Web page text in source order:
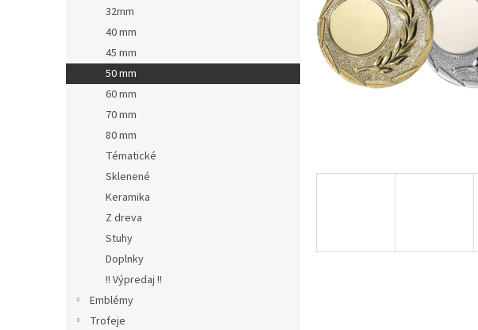
32mm
40 mm
45 mm
50 mm
60 mm
70 mm
80 mm
Tématické
Sklenené
Keramika
Z dreva
Stuhy
Doplnky
!! Výpredaj !!
Emblémy
Trofeje